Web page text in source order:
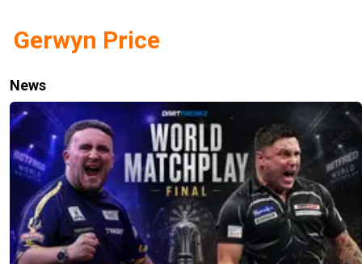
Gerwyn Price
News